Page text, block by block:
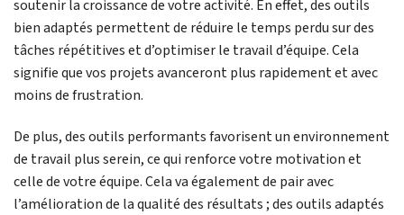
soutenir la croissance de votre activité. En effet, des outils
bien adaptés permettent de réduire le temps perdu sur des
tâches répétitives et d’optimiser le travail d’équipe. Cela
signifie que vos projets avanceront plus rapidement et avec
moins de frustration.
De plus, des outils performants favorisent un environnement
de travail plus serein, ce qui renforce votre motivation et
celle de votre équipe. Cela va également de pair avec
l’amélioration de la qualité des résultats ; des outils adaptés